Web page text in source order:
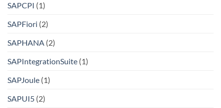
SAPCPI (1)
SAPFiori (2)
SAPHANA (2)
SAPIntegrationSuite (1)
SAPJoule (1)
SAPUI5 (2)